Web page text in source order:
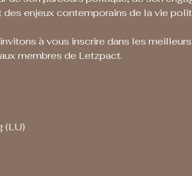
enjeux contemporains de la vie
à vous inscrire dans les
membres de Letzpact.
(LU)